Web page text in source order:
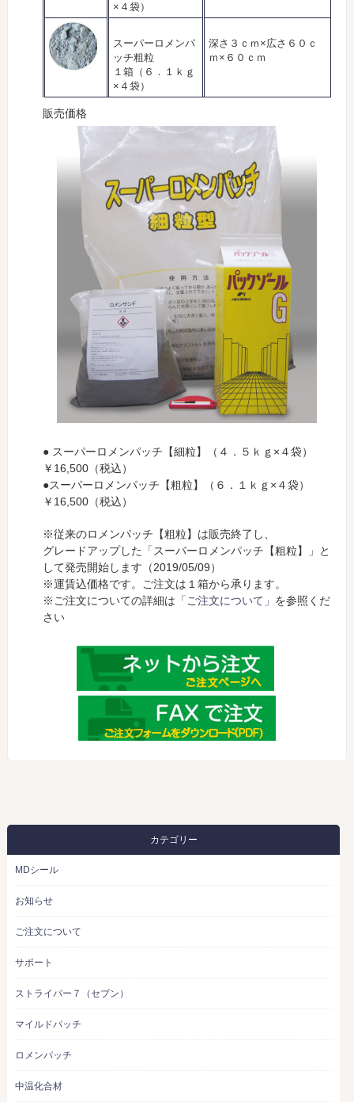
×４袋）
スーパーロメンパ
ッチ粗粒
１箱（６．１ｋｇ
×４袋）
深さ３ｃｍ×広さ６０ｃ
ｍ×６０ｃｍ
販売価格
● スーパーロメンパッチ【細粒】（４．５ｋｇ×４袋）
￥16,500（税込）
●スーパーロメンパッチ【粗粒】（６．１ｋｇ×４袋）
￥16,500（税込）
※従来のロメンパッチ【粗粒】は販売終了し、
グレードアップした「スーパーロメンパッチ【粗粒】」と
して発売開始します（2019/05/09）
※運賃込価格です。ご注文は１箱から承ります。
※ご注文についての詳細は 「ご注文について」 を参照くだ
さい
カテゴリー
MDシール
お知らせ
ご注文について
サポート
ストライパー７（セブン）
マイルドパッチ
ロメンパッチ
中温化合材